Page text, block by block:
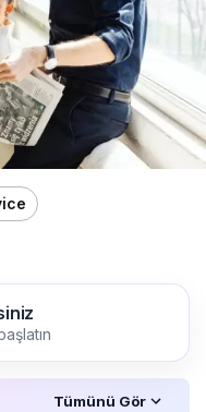
Tümünü Gör